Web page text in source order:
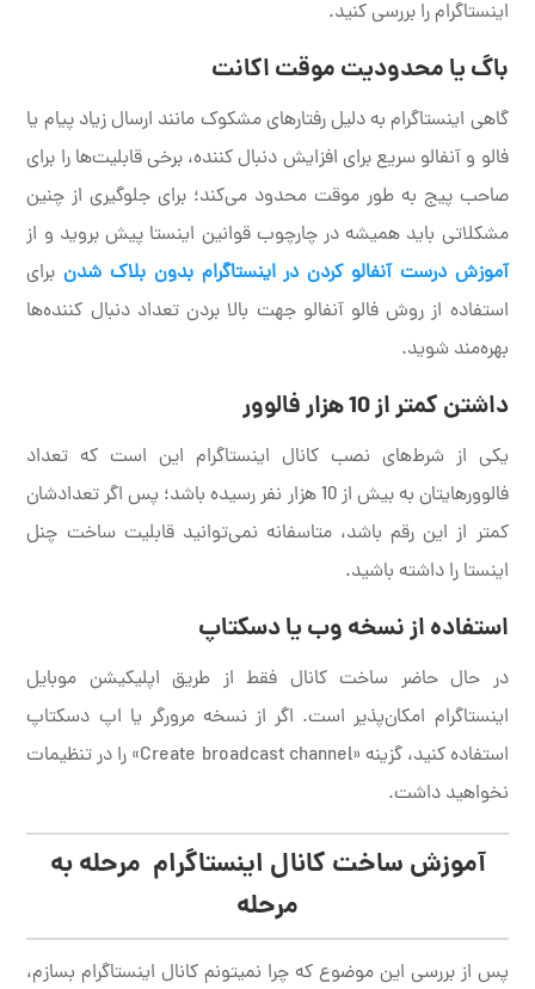
اینستاگرام را بررسی کنید.
باگ یا محدودیت موقت اکانت
گاهی اینستاگرام به دلیل رفتارهای مشکوک مانند ارسال زیاد پیام یا
فالو و آنفالو سریع برای افزایش دنبال کننده، برخی قابلیت‌ها را برای
صاحب پیج به طور موقت محدود می‌کند؛ برای جلوگیری از چنین
مشکلاتی باید همیشه در چارچوب قوانین اینستا پیش بروید و از
آموزش درست آنفالو کردن در اینستاگرام بدون بلاک شدنبرای
استفاده از روش فالو آنفالو جهت بالا بردن تعداد دنبال کننده‌ها
بهره‌مند شوید.
داشتن کمتر از 10 هزار فالوور
یکی از شرط‌های نصب کانال اینستاگرام این است که تعداد
فالوورهایتان به بیش از 10 هزار نفر رسیده باشد؛ پس اگر تعدادشان
کمتر از این رقم باشد، متاسفانه نمی‌توانید قابلیت ساخت چنل
اینستا را داشته باشید.
استفاده از نسخه وب یا دسکتاپ
در حال حاضر ساخت کانال فقط از طریق اپلیکیشن موبایل
اینستاگرام امکان‌پذیر است. اگر از نسخه مرورگر یا اپ دسکتاپ
استفاده کنید، گزینه «Create broadcast channel» را در تنظیمات
نخواهید داشت.
آموزش ساخت کانال اینستاگرام مرحله به
مرحله
پس از بررسی این موضوع که چرا نمیتونم کانال اینستاگرام بسازم،